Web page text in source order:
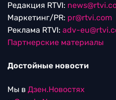
Редакция RTVI:
Маркетинг/PR: pr@rtvi.com
Реклама RTVI: adv-
Партнерские материалы
Достойные новости
Мы в Дзен.Новостях